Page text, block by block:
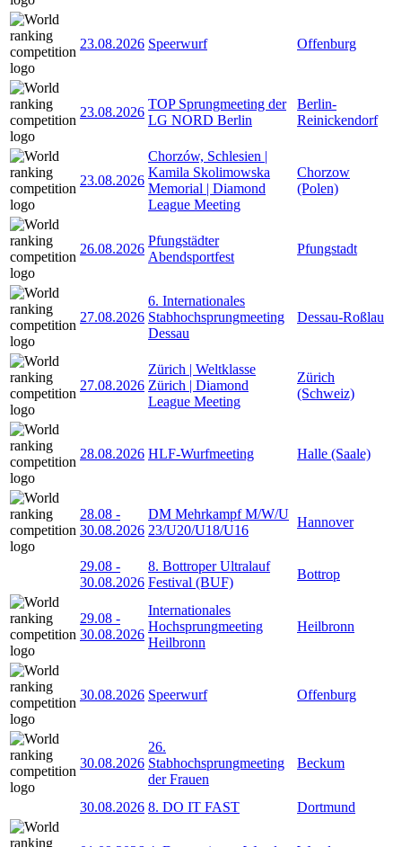
23.08.2026 Speerwurf Offenburg
23.08.2026
TOP Sprungmeeting der
LG NORD Berlin
Berlin-
Reinickendorf
23.08.2026
Chorzów, Schlesien |
Kamila Skolimowska
Memorial | Diamond
League Meeting
Chorzow
(Polen)
26.08.2026
Pfungstädter
Abendsportfest
Pfungstadt
27.08.2026
6. Internationales
Stabhochsprungmeeting
Dessau
Dessau-Roßlau
27.08.2026
Zürich | Weltklasse
Zürich | Diamond
League Meeting
Zürich
(Schweiz)
28.08.2026 HLF-Wurfmeeting Halle (Saale)
28.08 -
30.08.2026
DM Mehrkampf M/W/U
23/U20/U18/U16
Hannover
29.08 -
30.08.2026
8. Bottroper Ultralauf
Festival (BUF)
Bottrop
29.08 -
30.08.2026
Internationales
Hochsprungmeeting
Heilbronn
Heilbronn
30.08.2026 Speerwurf Offenburg
30.08.2026
26.
Stabhochsprungmeeting
der Frauen
Beckum
30.08.2026 8. DO IT FAST Dortmund